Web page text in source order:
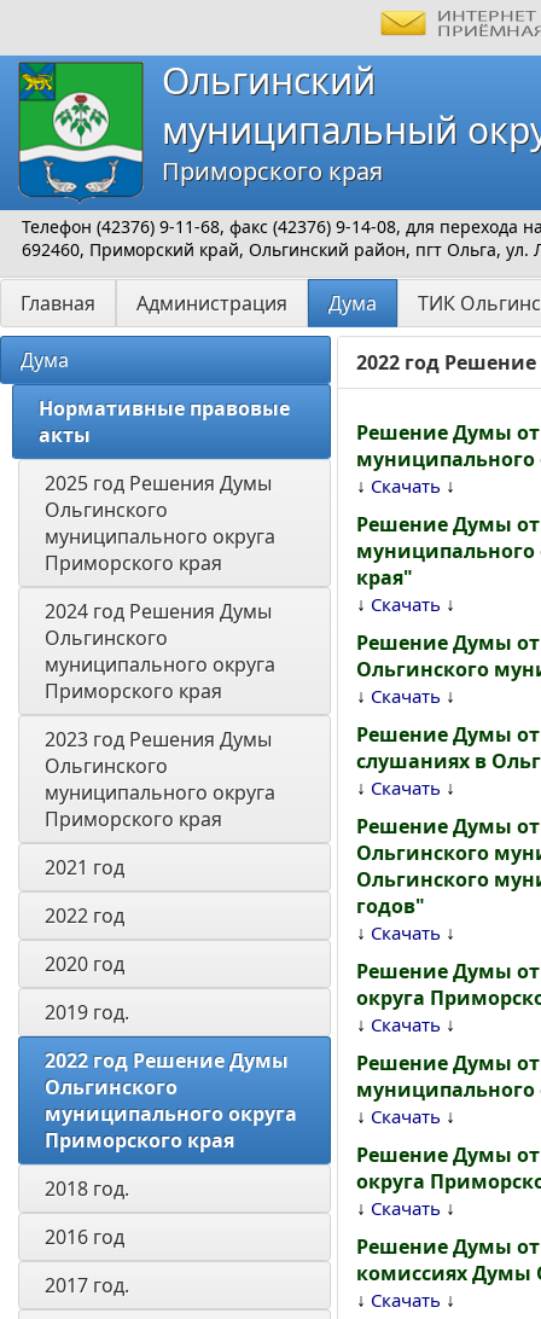
Ольгинский
муниципальный
Приморского края
Телефон (42376) 9-11-68, факс (42376) 9-14-08, для перехода
692460, Приморский край, Ольгинский район, пгт Ольга, ул.
Главная Администрация Дума ТИК
Дума
Нормативные правовые
акты
2025 год Решения Думы
Ольгинского
муниципального округа
Приморского края
2024 год Решения Думы
Ольгинского
муниципального округа
Приморского края
2023 год Решения Думы
Ольгинского
муниципального округа
Приморского края
2021 год
2022 год
2020 год
2019 год.
2022 год Решение Думы
Ольгинского
муниципального округа
Приморского края
2018 год.
2016 год
2017 год.
2022 год
Решение Думы от
муниципального
↓ Скачать ↓
Решение Думы от
края"
↓ Скачать ↓
Решение Думы от
Ольгинского
↓ Скачать ↓
Решение Думы
слушаниях в
↓ Скачать ↓
Решение Думы
Ольгинского
Ольгинского
годов"
↓ Скачать ↓
Решение Думы от
округа
↓ Скачать ↓
Решение Думы от
муниципального
↓ Скачать ↓
Решение Думы
округа
↓ Скачать ↓
Решение Думы от
комиссиях Думы
↓ Скачать ↓